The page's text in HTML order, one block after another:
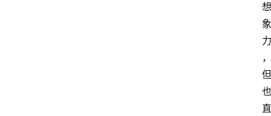
想
象
力
，
但
也
直